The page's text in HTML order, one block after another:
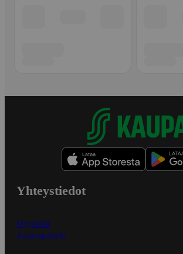
Yhteystiedot
Myymälät
Asiakaspalvelu